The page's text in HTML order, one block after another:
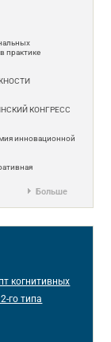
практике
КОНГРЕСС
инновационной
Больше
когнитивных
го типа